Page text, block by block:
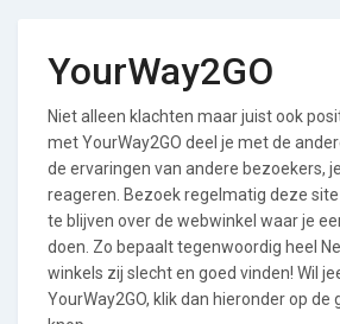
YourWay2GO
Niet alleen klachten maar juist ook
met YourWay2GO deel je met de
de ervaringen van andere bezoekers,
reageren. Bezoek regelmatig deze
te blijven over de webwinkel waar je
doen. Zo bepaalt tegenwoordig heel
winkels zij slecht en goed vinden! Wil
YourWay2GO, klik dan hieronder op de